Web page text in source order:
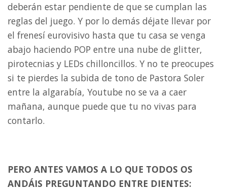
deberán estar pendiente de que se cumplan las
reglas del juego. Y por lo demás déjate llevar por
el frenesí eurovisivo hasta que tu casa se venga
abajo haciendo POP entre una nube de glitter,
pirotecnias y LEDs chilloncillos. Y no te preocupes
si te pierdes la subida de tono de Pastora Soler
entre la algarabía, Youtube no se va a caer
mañana, aunque puede que tu no vivas para
contarlo.
PERO ANTES VAMOS A LO QUE TODOS OS
ANDÁIS PREGUNTANDO ENTRE DIENTES: